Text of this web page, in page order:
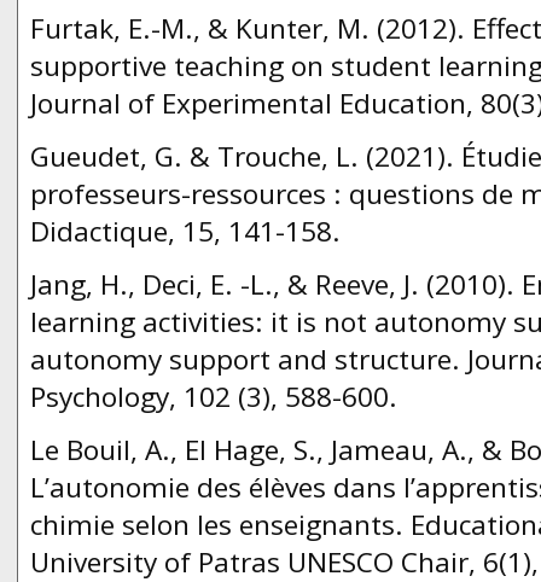
Furtak, E.-M., & Kunter, M. (2012).
supportive teaching on student
Journal of Experimental Education,
Gueudet, G. & Trouche, L. (2021).
professeurs-ressources : questions de
Didactique, 15, 141-158.
Jang, H., Deci, E. -L., & Reeve, J.
learning activities: it is not autonomy
autonomy support and structure.
Psychology, 102 (3), 588-600.
Le Bouil, A., El Hage, S., Jameau, A., &
L’autonomie des élèves dans
chimie selon les enseignants.
University of Patras UNESCO Chair,